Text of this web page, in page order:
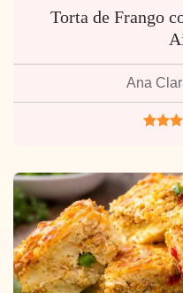
Torta de Frango
Ana